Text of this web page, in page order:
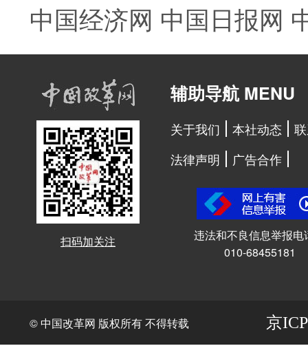
中国经济网 中国日报网
扫码加关注
辅助导航 MENU
关于我们 本社动态
法律声明
广告合作
违法和不良信息举报电
010-68455181
© 中国改革网 版权所有 不得转载 京